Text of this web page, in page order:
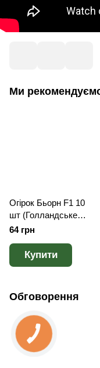
Ми
Огірок Бьорн F1 10
шт (Голландське
насіння)
64 грн
Купити
Обговорення